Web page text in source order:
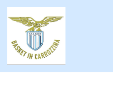
contenuto